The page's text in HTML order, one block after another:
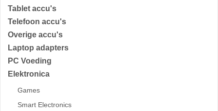
Tablet accu's
Telefoon accu's
Overige accu's
Laptop adapters
PC Voeding
Elektronica
Games
Smart Electronics